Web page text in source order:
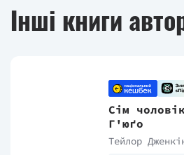
захваті, Джей,
Вже опівночі
гратиме
народжувалися
світанку не
Інші книги
Сім
Г'юґо
Тейлор